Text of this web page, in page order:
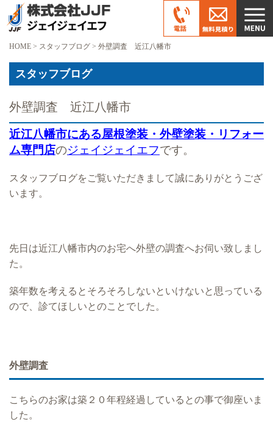
HOME > スタッフブログ > 外壁調査 近江八幡市
スタッフブログ
外壁調査 近江八幡市
近江八幡市にある屋根塗装・外壁塗装・リフォー
ム専門店のジェイジェイエフです。
スタッフブログをご覧いただきまして誠にありがとうござ
います。
先日は近江八幡市内のお宅へ外壁の調査へお伺い致しまし
た。
築年数を考えるとそろそろしないといけないと思っている
ので、診てほしいとのことでした。
外壁調査
こちらのお家は築２０年程経過しているとの事で御座いま
した。